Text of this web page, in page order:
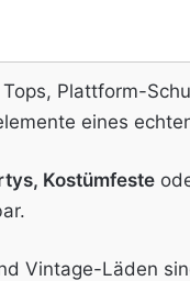
Plattform-
eines
Kostümfeste
Vintage-Läden